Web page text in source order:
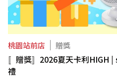
桃園站前店 贈獎
〚贈獎〛2026夏天卡利HIGH
禮